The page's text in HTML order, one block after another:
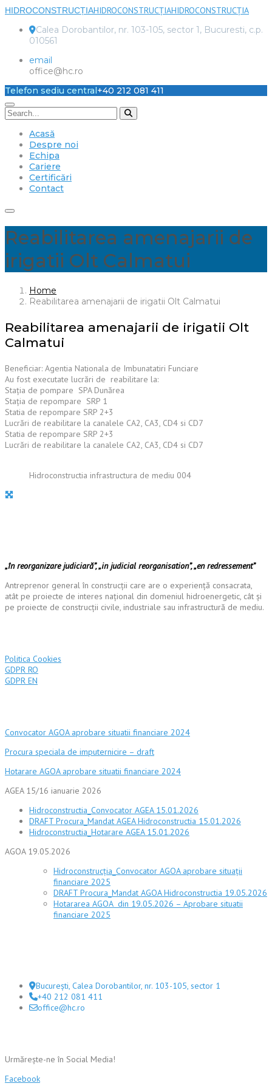
HIDROCONSTRUCȚIAHIDROCONSTRUCȚIAHIDROCONSTRUCȚIA
Calea Dorobantilor, nr. 103-105, sector 1, Bucuresti, c.p.
010561
email
office@hc.ro
Telefon sediu central+40 212 081 411
Acasă
Despre noi
Echipa
Cariere
Certificări
Contact
Reabilitarea amenajarii de
irigatii Olt Calmatui
Home
Reabilitarea amenajarii de irigatii Olt Calmatui
Reabilitarea amenajarii de irigatii Olt
Calmatui
Beneficiar: Agentia Nationala de Imbunatatiri Funciare
Au fost executate lucrări de reabilitare la:
Staţia de pompare SPA Dunărea
Staţia de repompare SRP 1
Statia de repompare SRP 2+3
Lucrări de reabilitare la canalele CA2, CA3, CD4 si CD7
Statia de repompare SRP 2+3
Lucrări de reabilitare la canalele CA2, CA3, CD4 si CD7
Hidroconstructia infrastructura de mediu 004
„în reorganizare judiciară”, „in judicial reorganisation”, „en redressement”
Antreprenor general în construcții care are o experiență consacrata,
atât pe proiecte de interes național din domeniul hidroenergetic, cât și
pe proiecte de construcții civile, industriale sau infrastructură de mediu.
Politica Cookies
GDPR RO
GDPR EN
Convocator AGOA aprobare situatii financiare 2024
Procura speciala de imputernicire – draft
Hotarare AGOA aprobare situatii financiare 2024
AGEA 15/16 ianuarie 2026
Hidroconstructia_Convocator AGEA 15.01.2026
DRAFT Procura_Mandat AGEA Hidroconstructia 15.01.2026
Hidroconstructia_Hotarare AGEA 15.01.2026
AGOA 19.05.2026
Hidroconstrucţia_Convocator AGOA aprobare situaţii
financiare 2025
DRAFT Procura_Mandat AGOA Hidroconstructia 19.05.2026
Hotararea AGOA din 19.05.2026 – Aprobare situatii
financiare 2025
București, Calea Dorobantilor, nr. 103-105, sector 1
+40 212 081 411
office@hc.ro
Urmărește-ne în Social Media!
Facebook